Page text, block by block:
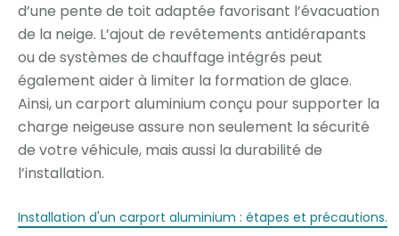
d’une pente de toit adaptée favorisant l’évacuation
de la neige. L’ajout de revêtements antidérapants
ou de systèmes de chauffage intégrés peut
également aider à limiter la formation de glace.
Ainsi, un carport aluminium conçu pour supporter la
charge neigeuse assure non seulement la sécurité
de votre véhicule, mais aussi la durabilité de
l’installation.
Installation d'un carport aluminium : étapes et précautions.